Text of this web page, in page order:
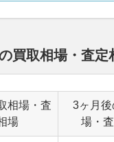
買取相場・査
相場・査
場
3ヶ月
場・